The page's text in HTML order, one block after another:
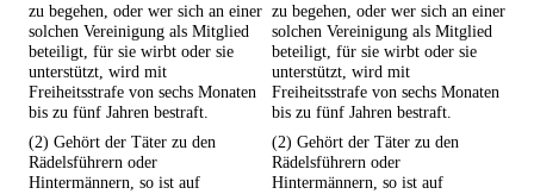
zu begehen, oder wer sich an einer
solchen Vereinigung als Mitglied
beteiligt, für sie wirbt oder sie
unterstützt, wird mit
Freiheitsstrafe von sechs Monaten
bis zu fünf Jahren bestraft.
zu begehen, oder wer sich an einer
solchen Vereinigung als Mitglied
beteiligt, für sie wirbt oder sie
unterstützt, wird mit
Freiheitsstrafe von sechs Monaten
bis zu fünf Jahren bestraft.
(2) Gehört der Täter zu den
Rädelsführern oder
Hintermännern, so ist auf
(2) Gehört der Täter zu den
Rädelsführern oder
Hintermännern, so ist auf